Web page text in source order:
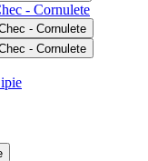
- Cornulete
- Cornulete
- Cornulete